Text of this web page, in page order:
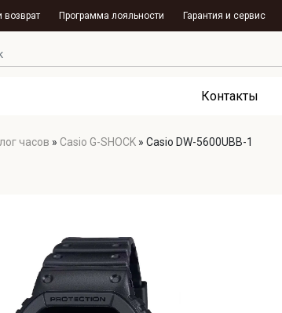
Программа лояльности Гарантия и сервис
Контакты
часов » Casio G-SHOCK » Casio DW-5600UBB-1